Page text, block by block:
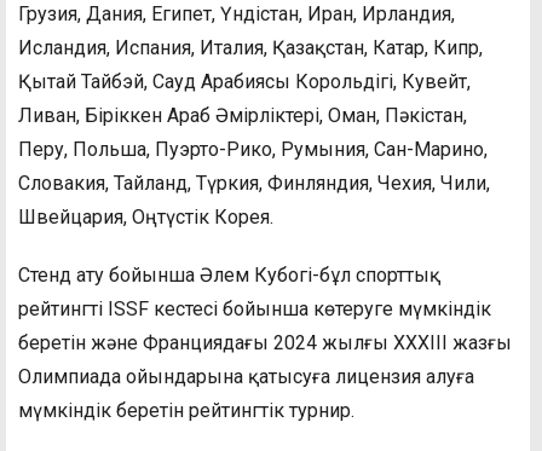
Грузия, Дания, Египет, Үндістан, Иран, Ирландия,
Исландия, Испания, Италия, Қазақстан, Катар, Кипр,
Қытай Тайбэй, Сауд Арабиясы Корольдігі, Кувейт,
Ливан, Біріккен Араб Әмірліктері, Оман, Пәкістан,
Перу, Польша, Пуэрто-Рико, Румыния, Сан-Марино,
Словакия, Тайланд, Түркия, Финляндия, Чехия, Чили,
Швейцария, Оңтүстік Корея.
Стенд ату бойынша Әлем Кубогі-бұл спорттық
рейтингті ISSF кестесі бойынша көтеруге мүмкіндік
беретін және Франциядағы 2024 жылғы XXXIII жазғы
Олимпиада ойындарына қатысуға лицензия алуға
мүмкіндік беретін рейтингтік турнир.